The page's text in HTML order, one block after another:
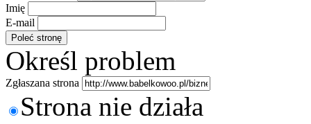
Imię
E-mail
Określ problem
Zgłaszana strona
Strona nie działa